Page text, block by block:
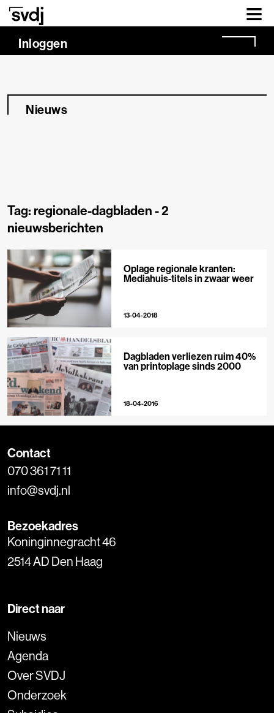
Naar hoofdinhoud
Inloggen
Nieuws
Tag: regionale-dagbladen -2
nieuwsberichten
Oplage regionale kranten:
Mediahuis-titels in zwaar weer
13-04-2018
Dagbladen verliezen ruim 40%
van printoplage sinds 2000
18-04-2016
Contact
070 361 71 11
info@svdj.nl
Bezoekadres
Koninginnegracht 46
2514 AD Den Haag
Direct naar
Nieuws
Agenda
Over SVDJ
Onderzoek